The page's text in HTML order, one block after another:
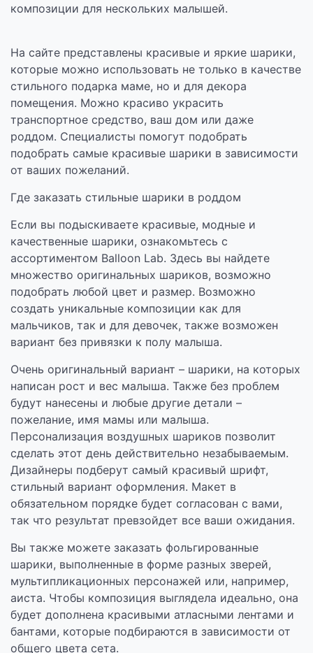
композиции для нескольких малышей.
На сайте представлены красивые и яркие шарики,
которые можно использовать не только в качестве
стильного подарка маме, но и для декора
помещения. Можно красиво украсить
транспортное средство, ваш дом или даже
роддом. Специалисты помогут подобрать
подобрать самые красивые шарики в зависимости
от ваших пожеланий.
Где заказать стильные шарики в роддом
Если вы подыскиваете красивые, модные и
качественные шарики, ознакомьтесь с
ассортиментом Balloon Lab. Здесь вы найдете
множество оригинальных шариков, возможно
подобрать любой цвет и размер. Возможно
создать уникальные композиции как для
мальчиков, так и для девочек, также возможен
вариант без привязки к полу малыша.
Очень оригинальный вариант – шарики, на которых
написан рост и вес малыша. Также без проблем
будут нанесены и любые другие детали –
пожелание, имя мамы или малыша.
Персонализация воздушных шариков позволит
сделать этот день действительно незабываемым.
Дизайнеры подберут самый красивый шрифт,
стильный вариант оформления. Макет в
обязательном порядке будет согласован с вами,
так что результат превзойдет все ваши ожидания.
Вы также можете заказать фольгированные
шарики, выполненные в форме разных зверей,
мультипликационных персонажей или, например,
аиста. Чтобы композиция выглядела идеально, она
будет дополнена красивыми атласными лентами и
бантами, которые подбираются в зависимости от
общего цвета сета.